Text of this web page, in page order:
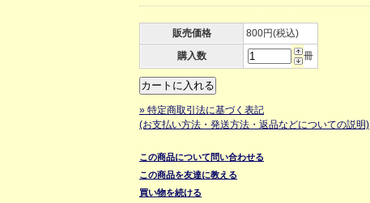
販売価格
800円(税込)
購入数
冊
» 特定商取引法に基づく表記
(お支払い方法・発送方法・返品などについての説明)
この商品について問い合わせる
この商品を友達に教える
買い物を続ける